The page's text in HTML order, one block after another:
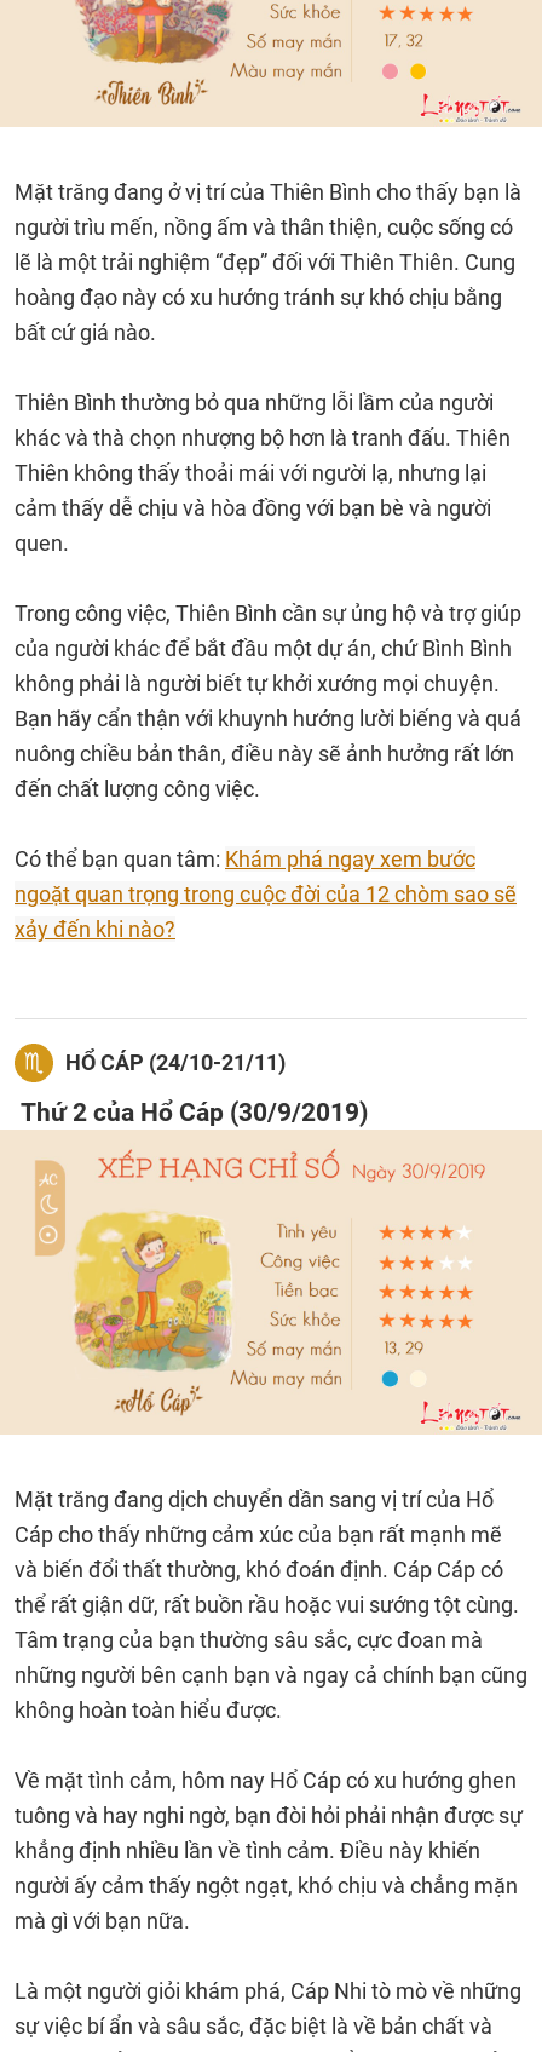
Mặt trăng đang ở vị trí của Thiên Bình cho thấy bạn là
người trìu mến, nồng ấm và thân thiện, cuộc sống có
lẽ là một trải nghiệm “đẹp” đối với Thiên Thiên. Cung
hoàng đạo này có xu hướng tránh sự khó chịu bằng
bất cứ giá nào.
Thiên Bình thường bỏ qua những lỗi lầm của người
khác và thà chọn nhượng bộ hơn là tranh đấu. Thiên
Thiên không thấy thoải mái với người lạ, nhưng lại
cảm thấy dễ chịu và hòa đồng với bạn bè và người
quen.
Trong công việc, Thiên Bình cần sự ủng hộ và trợ giúp
của người khác để bắt đầu một dự án, chứ Bình Bình
không phải là người biết tự khởi xướng mọi chuyện.
Bạn hãy cẩn thận với khuynh hướng lười biếng và quá
nuông chiều bản thân, điều này sẽ ảnh hưởng rất lớn
đến chất lượng công việc.
Có thể bạn quan tâm: Khám phá ngay xem bước
ngoặt quan trọng trong cuộc đời của 12 chòm sao sẽ
xảy đến khi nào?
HỔ CÁP (24/10-21/11)
Thứ 2 của Hổ Cáp (30/9/2019)
Mặt trăng đang dịch chuyển dần sang vị trí của Hổ
Cáp cho thấy những cảm xúc của bạn rất mạnh mẽ
và biến đổi thất thường, khó đoán định. Cáp Cáp có
thể rất giận dữ, rất buồn rầu hoặc vui sướng tột cùng.
Tâm trạng của bạn thường sâu sắc, cực đoan mà
những người bên cạnh bạn và ngay cả chính bạn cũng
không hoàn toàn hiểu được.
Về mặt tình cảm, hôm nay Hổ Cáp có xu hướng ghen
tuông và hay nghi ngờ, bạn đòi hỏi phải nhận được sự
khẳng định nhiều lần về tình cảm. Điều này khiến
người ấy cảm thấy ngột ngạt, khó chịu và chẳng mặn
mà gì với bạn nữa.
Là một người giỏi khám phá, Cáp Nhi tò mò về những
sự việc bí ẩn và sâu sắc, đặc biệt là về bản chất và